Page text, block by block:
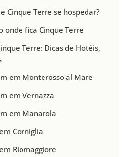
Cinque Terre se hospedar?
onde fica Cinque Terre
Terre: Dicas de Hotéis,
em Monterosso al Mare
em Vernazza
em Manarola
Corniglia
Riomaggiore